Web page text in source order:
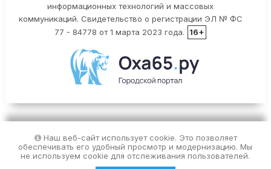
информационных технологий и массовых
коммуникаций. Свидетельство о регистрации ЭЛ № ФС
77 - 84778 от 1 марта 2023 года.
16+
Наш веб-сайт использует cookie. Это позволяет
обеспечивать его удобный просмотр и модернизацию. Мы
не используем cookie для отслеживания пользователей.